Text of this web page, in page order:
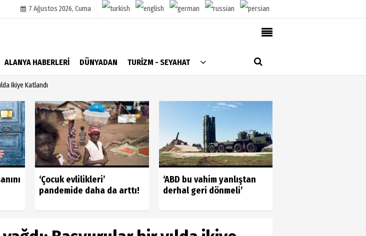
7 Ağustos 2026, Cuma
ALANYA HABERLERİ DÜNYADAN TURİZM - SEYAHAT
Köşe Yazarları
Video Galeri
Foto Galeri
AlanyaTime TV
Moovit
Künye
Ikiye Katlandı
‘Çocuk evlilikleri’
pandemide daha da arttı!
‘ABD bu vahim yanlıştan
derhal geri dönmeli’